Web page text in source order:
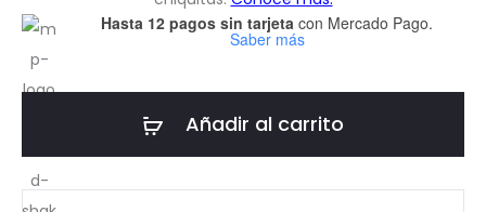
Hasta 12 pagos sin tarjeta con Mercado Pago.
Saber más
Añadir al carrito